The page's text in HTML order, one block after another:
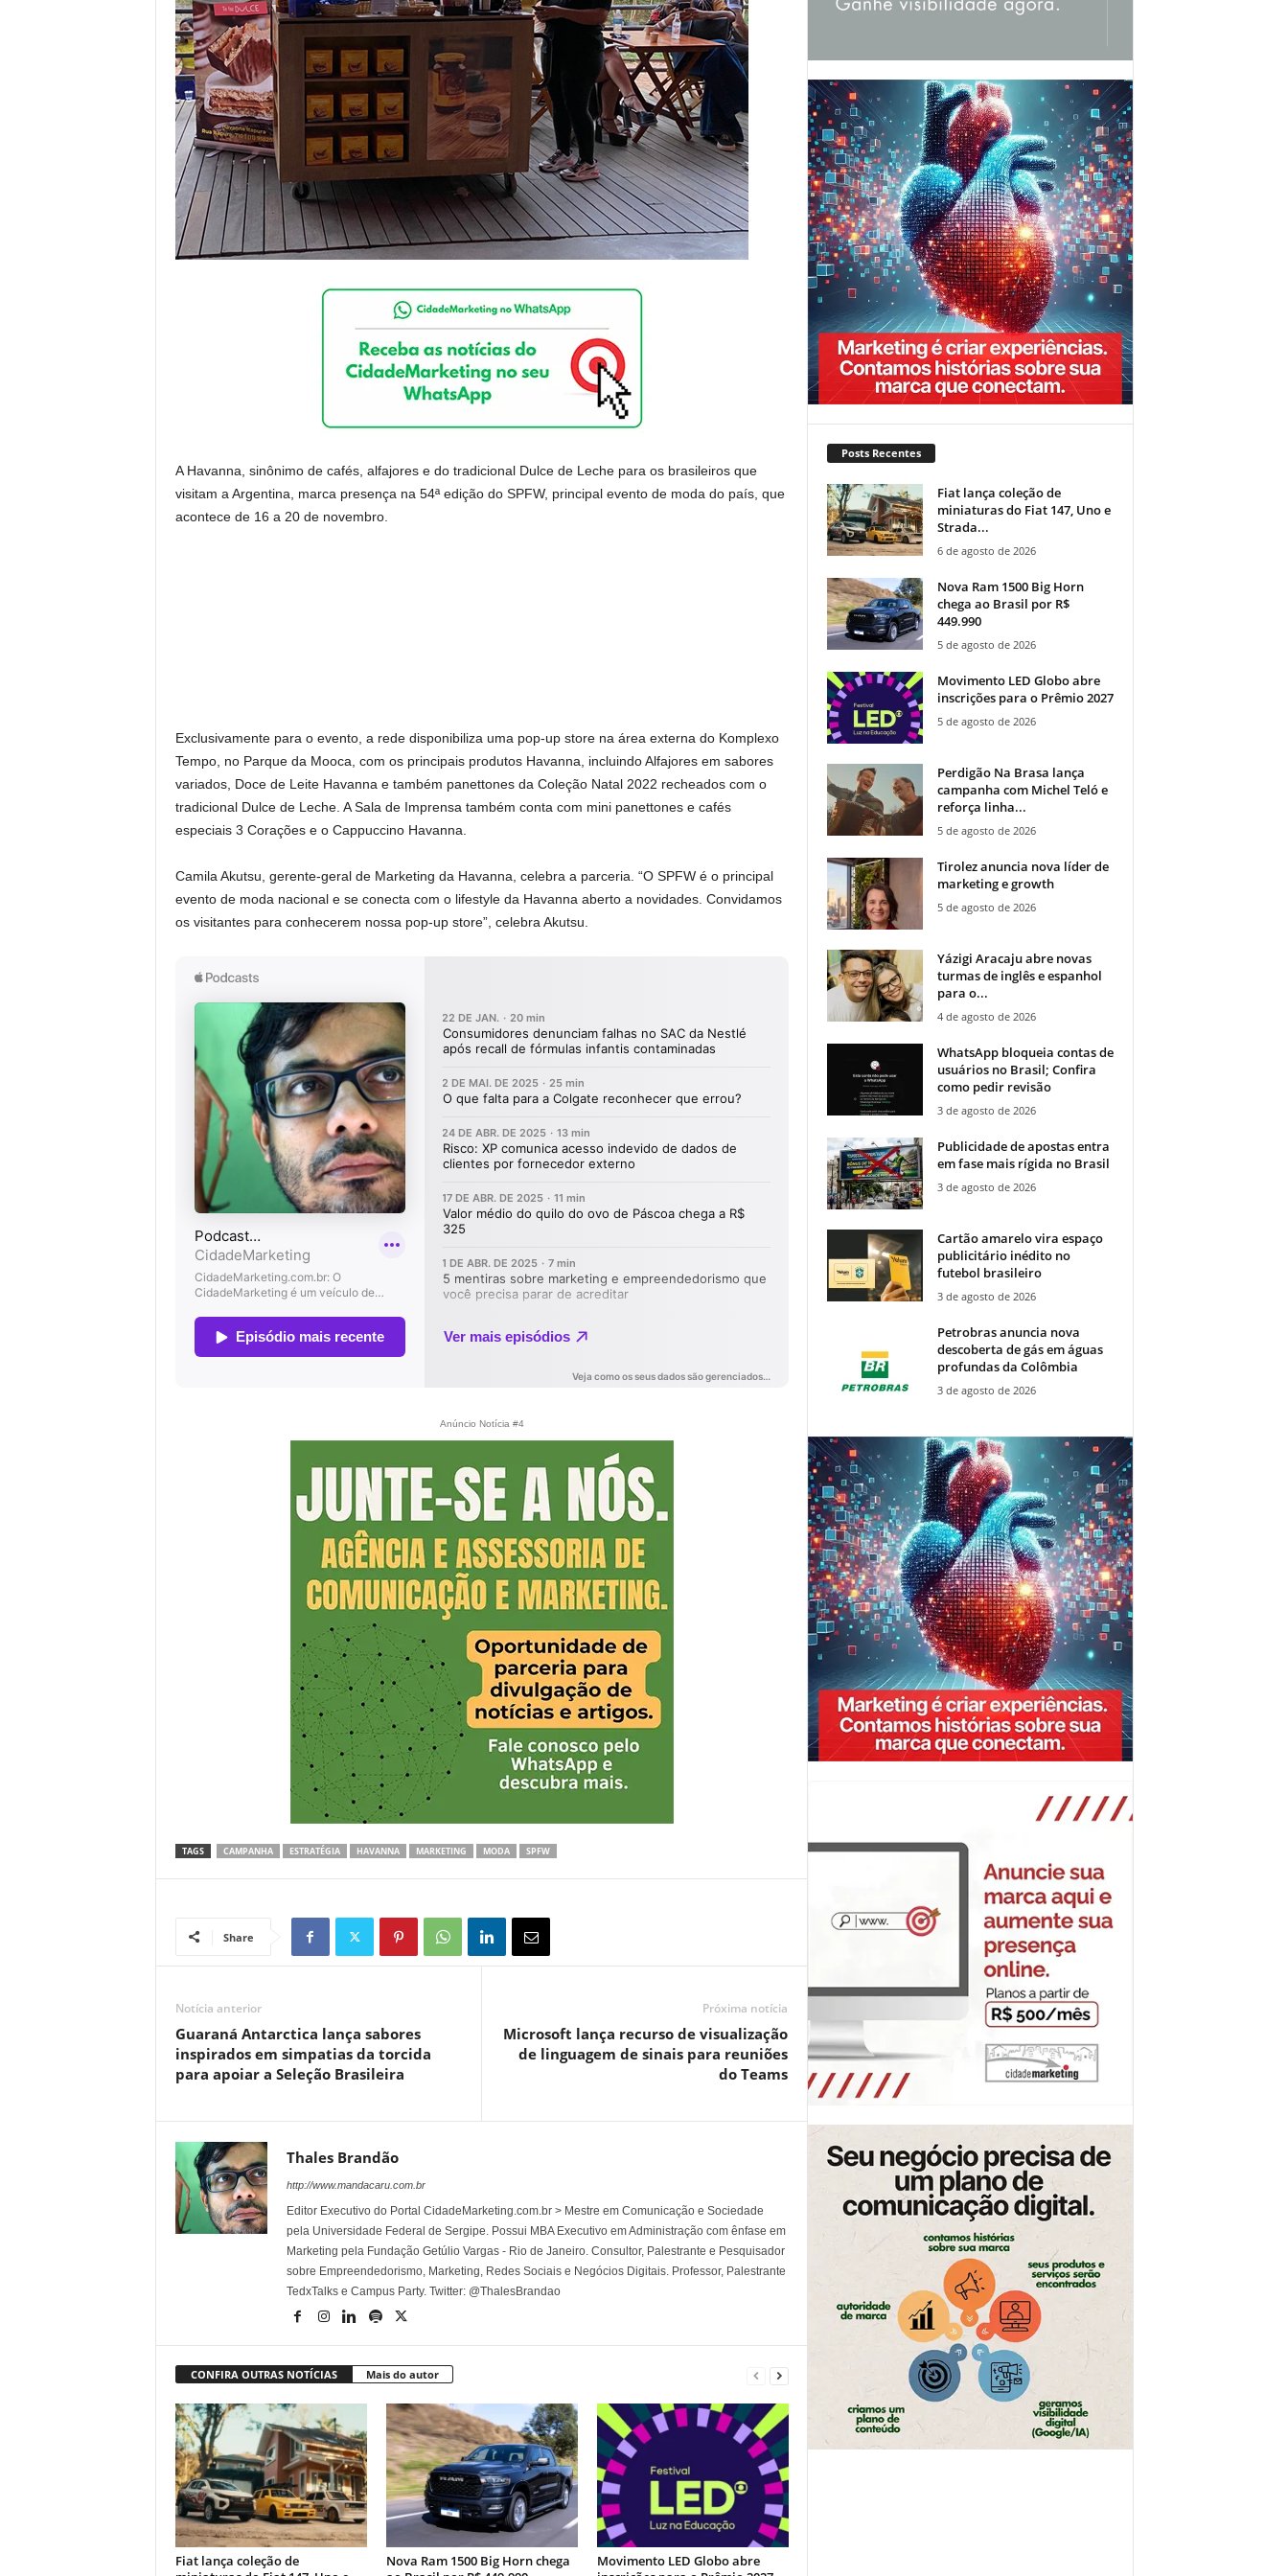
A Havanna, sinônimo de cafés, alfajores e do tradicional Dulce de Leche para os brasileiros que
visitam a Argentina, marca presença na 54ª edição do SPFW, principal evento de moda do país, que
acontece de 16 a 20 de novembro.
Exclusivamente para o evento, a rede disponibiliza uma pop-up store na área externa do Komplexo
Tempo, no Parque da Mooca, com os principais produtos Havanna, incluindo Alfajores em sabores
variados, Doce de Leite Havanna e também panettones da Coleção Natal 2022 recheados com o
tradicional Dulce de Leche. A Sala de Imprensa também conta com mini panettones e cafés
especiais 3 Corações e o Cappuccino Havanna.
Camila Akutsu, gerente-geral de Marketing da Havanna, celebra a parceria. “O SPFW é o principal
evento de moda nacional e se conecta com o lifestyle da Havanna aberto a novidades. Convidamos
os visitantes para conhecerem nossa pop-up store”, celebra Akutsu.
Anúncio Notícia #4
TAGS CAMPANHA ESTRATÉGIA HAVANNA MARKETING MODA SPFW
Share
Notícia anterior
Guaraná Antarctica lança sabores
inspirados em simpatias da torcida
para apoiar a Seleção Brasileira
Próxima notícia
Microsoft lança recurso de visualização
de linguagem de sinais para reuniões
do Teams
Thales Brandão
http://www.mandacaru.com.br
Editor Executivo do Portal CidadeMarketing.com.br > Mestre em Comunicação e Sociedade
pela Universidade Federal de Sergipe. Possui MBA Executivo em Administração com ênfase em
Marketing pela Fundação Getúlio Vargas - Rio de Janeiro. Consultor, Palestrante e Pesquisador
sobre Empreendedorismo, Marketing, Redes Sociais e Negócios Digitais. Professor, Palestrante
TedxTalks e Campus Party. Twitter: @ThalesBrandao
CONFIRA OUTRAS NOTÍCIAS Mais do autor
Fiat lança coleção de
Nova Ram 1500 Big Horn chega
Movimento LED Globo abre
Posts Recentes
Fiat lança coleção de
miniaturas do Fiat 147, Uno e
Strada...
6 de agosto de 2026
Nova Ram 1500 Big Horn
chega ao Brasil por R$
449.990
5 de agosto de 2026
Movimento LED Globo abre
inscrições para o Prêmio 2027
5 de agosto de 2026
Perdigão Na Brasa lança
campanha com Michel Teló e
reforça linha...
5 de agosto de 2026
Tirolez anuncia nova líder de
marketing e growth
5 de agosto de 2026
Yázigi Aracaju abre novas
turmas de inglês e espanhol
para o...
4 de agosto de 2026
WhatsApp bloqueia contas de
usuários no Brasil; Confira
como pedir revisão
3 de agosto de 2026
Publicidade de apostas entra
em fase mais rígida no Brasil
3 de agosto de 2026
Cartão amarelo vira espaço
publicitário inédito no
futebol brasileiro
3 de agosto de 2026
Petrobras anuncia nova
descoberta de gás em águas
profundas da Colômbia
3 de agosto de 2026